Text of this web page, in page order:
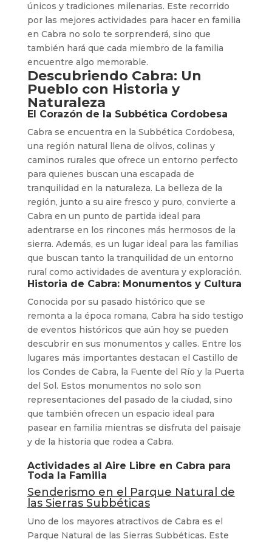
únicos y tradiciones milenarias. Este recorrido
por las mejores actividades para hacer en familia
en Cabra no solo te sorprenderá, sino que
también hará que cada miembro de la familia
encuentre algo memorable.
Descubriendo Cabra: Un
Pueblo con Historia y
Naturaleza
El Corazón de la Subbética Cordobesa
Cabra se encuentra en la Subbética Cordobesa,
una región natural llena de olivos, colinas y
caminos rurales que ofrece un entorno perfecto
para quienes buscan una escapada de
tranquilidad en la naturaleza. La belleza de la
región, junto a su aire fresco y puro, convierte a
Cabra en un punto de partida ideal para
adentrarse en los rincones más hermosos de la
sierra. Además, es un lugar ideal para las familias
que buscan tanto la tranquilidad de un entorno
rural como actividades de aventura y exploración.
Historia de Cabra: Monumentos y Cultura
Conocida por su pasado histórico que se
remonta a la época romana, Cabra ha sido testigo
de eventos históricos que aún hoy se pueden
descubrir en sus monumentos y calles. Entre los
lugares más importantes destacan el Castillo de
los Condes de Cabra, la Fuente del Río y la Puerta
del Sol. Estos monumentos no solo son
representaciones del pasado de la ciudad, sino
que también ofrecen un espacio ideal para
pasear en familia mientras se disfruta del paisaje
y de la historia que rodea a Cabra.
Actividades al Aire Libre en Cabra para
Toda la Familia
Senderismo en el Parque Natural de
las Sierras Subbéticas
Uno de los mayores atractivos de Cabra es el
Parque Natural de las Sierras Subbéticas. Este